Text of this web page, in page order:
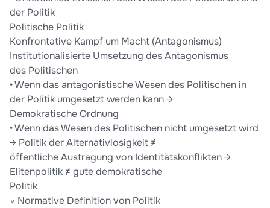
der Politik
Politische Politik
Konfrontative Kampf um Macht (Antagonismus)
Institutionalisierte Umsetzung des Antagonismus
des Politischen
• Wenn das antagonistische Wesen des Politischen in
der Politik umgesetzt werden kann →
Demokratische Ordnung
• Wenn das Wesen des Politischen nicht umgesetzt wird
→ Politik der Alternativlosigkeit ≠
öffentliche Austragung von Identitätskonflikten →
Elitenpolitik ≠ gute demokratische
Politik
◦ Normative Definition von Politik